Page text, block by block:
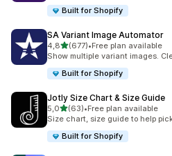
Built for Shopify
SA Variant Image Automator
4,8de 5 estrelas
(677)
677 total de avaliações
•Free plan available
Show multiple variant images.
Built for Shopify
Jotly Size Chart & Size Guide
5,0de 5 estrelas
(63)
63 total de avaliações
•Free plan available
Size chart, size guide to help
Built for Shopify